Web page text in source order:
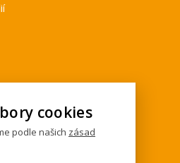
cookies
podle našich zásad